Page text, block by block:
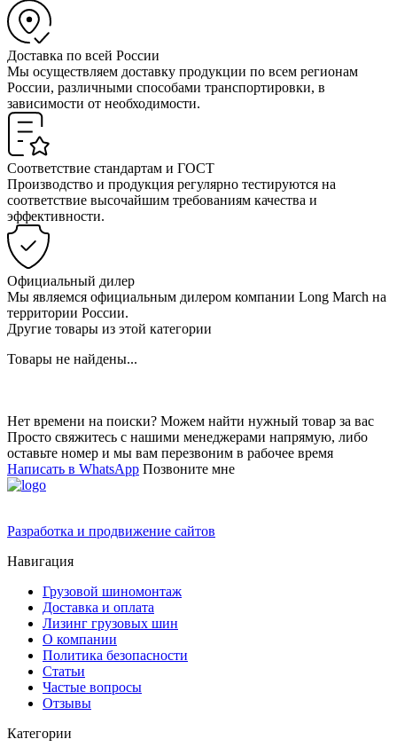
Доставка по всей России
Мы осуществляем доставку продукции по всем регионам
России, различными способами транспортировки, в
зависимости от необходимости.
Соответствие стандартам и ГОСТ
Производство и продукция регулярно тестируются на
соответствие высочайшим требованиям качества и
эффективности.
Официальный дилер
Мы являемся официальным дилером компании Long March на
территории России.
Другие товары из этой категории
Товары не найдены...
Нет времени на поиски? Можем найти нужный товар за вас
Просто свяжитесь с нашими менеджерами напрямую, либо
оставьте номер и мы вам перезвоним в рабочее время
Написать в WhatsApp Позвоните мне
Разработка и продвижение сайтов
Навигация
Грузовой шиномонтаж
Доставка и оплата
Лизинг грузовых шин
О компании
Политика безопасности
Статьи
Частые вопросы
Отзывы
Категории